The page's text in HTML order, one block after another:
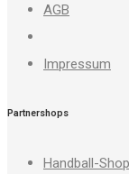
AGB
Impressum
Partnershops
Handball-Shop